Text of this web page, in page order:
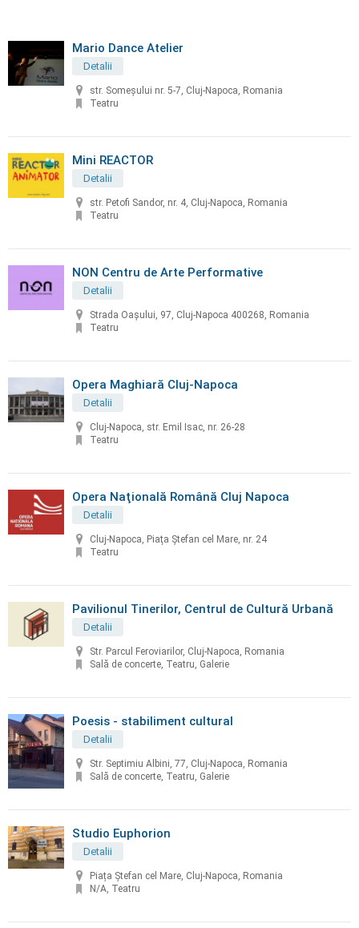
Mario Dance Atelier
Detalii
str. Someșului nr. 5-7, Cluj-Napoca, Romania
Teatru
Mini REACTOR
Detalii
str. Petofi Sandor, nr. 4, Cluj-Napoca, Romania
Teatru
NON Centru de Arte Performative
Detalii
Strada Oașului, 97, Cluj-Napoca 400268, Romania
Teatru
Opera Maghiară Cluj-Napoca
Detalii
Cluj-Napoca, str. Emil Isac, nr. 26-28
Teatru
Opera Naţională Română Cluj Napoca
Detalii
Cluj-Napoca, Piaţa Ştefan cel Mare, nr. 24
Teatru
Pavilionul Tinerilor, Centrul de Cultură Urbană
Detalii
Str. Parcul Feroviarilor, Cluj-Napoca, Romania
Sală de concerte, Teatru, Galerie
Poesis - stabiliment cultural
Detalii
Str. Septimiu Albini, 77, Cluj-Napoca, Romania
Sală de concerte, Teatru, Galerie
Studio Euphorion
Detalii
Piața Ștefan cel Mare, Cluj-Napoca, Romania
N/A, Teatru